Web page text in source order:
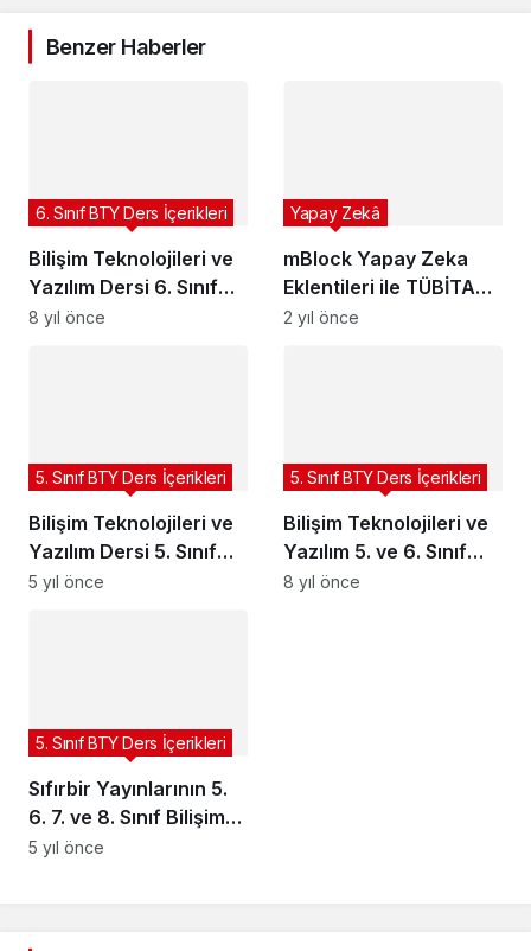
Benzer Haberler
Bilişim Teknolojileri ve
Yazılım Dersi 6. Sınıf
Toplu Sunumlar
6. Sınıf BTY Ders İçerikleri
8 yıl önce
mBlock Yapay Zeka
Eklentileri ile TÜBİTAK,
Teknofest Yarışmaları
Yapay Zekâ
2 yıl önce
Bilişim Teknolojileri ve
Yazılım Dersi 5. Sınıf
Öğretmen ve Öğrenci
5. Sınıf BTY Ders İçerikleri
5 yıl önce
Bilişim Teknolojileri ve
Yazılım 5. ve 6. Sınıf
Ders Notları
5. Sınıf BTY Ders İçerikleri
8 yıl önce
Sıfırbir Yayınlarının 5.
6. 7. ve 8. Sınıf Bilişim
Teknolojileri ve Yazılım
5. Sınıf BTY Ders İçerikleri
5 yıl önce